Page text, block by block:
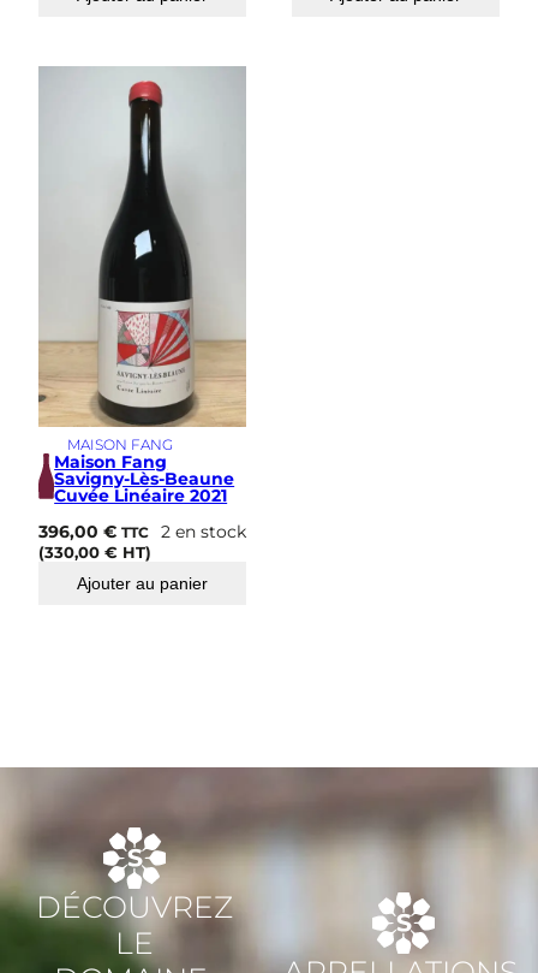
MAISON FANG
Maison Fang
Savigny-Lès-Beaune
Cuvée Linéaire 2021
396,00€ TTC
(330,00€ HT)
2 en stock
Ajouter au panier
DÉCOUVREZ
LE